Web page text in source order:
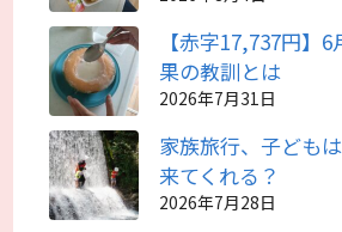
【赤字17,737円】
果の教訓とは
2026年7月31日
家族旅行、子ども
来てくれる？
2026年7月28日